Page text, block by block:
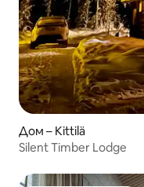
Дом – Kittilä
Silent Timber Lodge